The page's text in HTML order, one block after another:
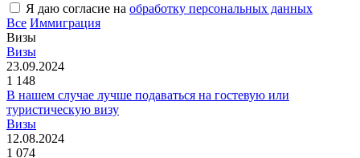
Я даю согласие на обработку персональных данных
Все Иммиграция
Визы
Визы
23.09.2024
1 148
В нашем случае лучше подаваться на гостевую или
туристическую визу
Визы
12.08.2024
1 074